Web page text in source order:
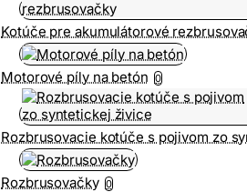
Kotúče pre akumulátorové
Motorové píly na betón 0
Rozbrusovacie kotúče s pojivom zo
Rozbrusovačky 0